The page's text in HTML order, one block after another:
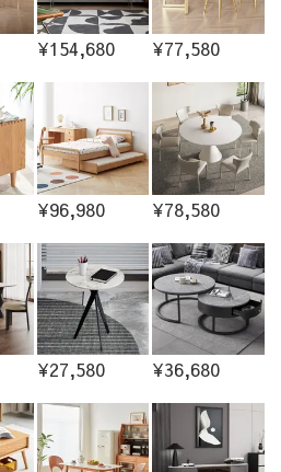
¥154,680 ¥77,580
¥96,980 ¥78,580
¥27,580 ¥36,680